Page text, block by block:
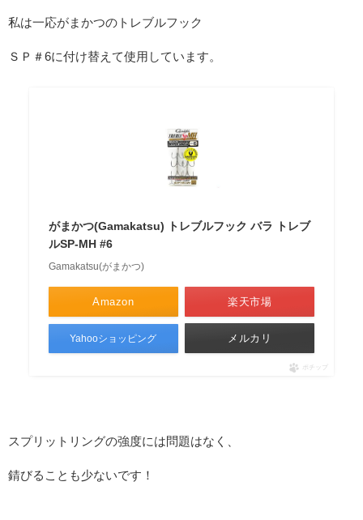
私は一応がまかつのトレブルフック
ＳＰ＃6に付け替えて使用しています。
がまかつ(Gamakatsu) トレブルフック バラ トレブ
ルSP-MH #6
Gamakatsu(がまかつ)
Amazon 楽天市場
Yahooショッピング メルカリ
ポチップ
スプリットリングの強度には問題はなく、
錆びることも少ないです！